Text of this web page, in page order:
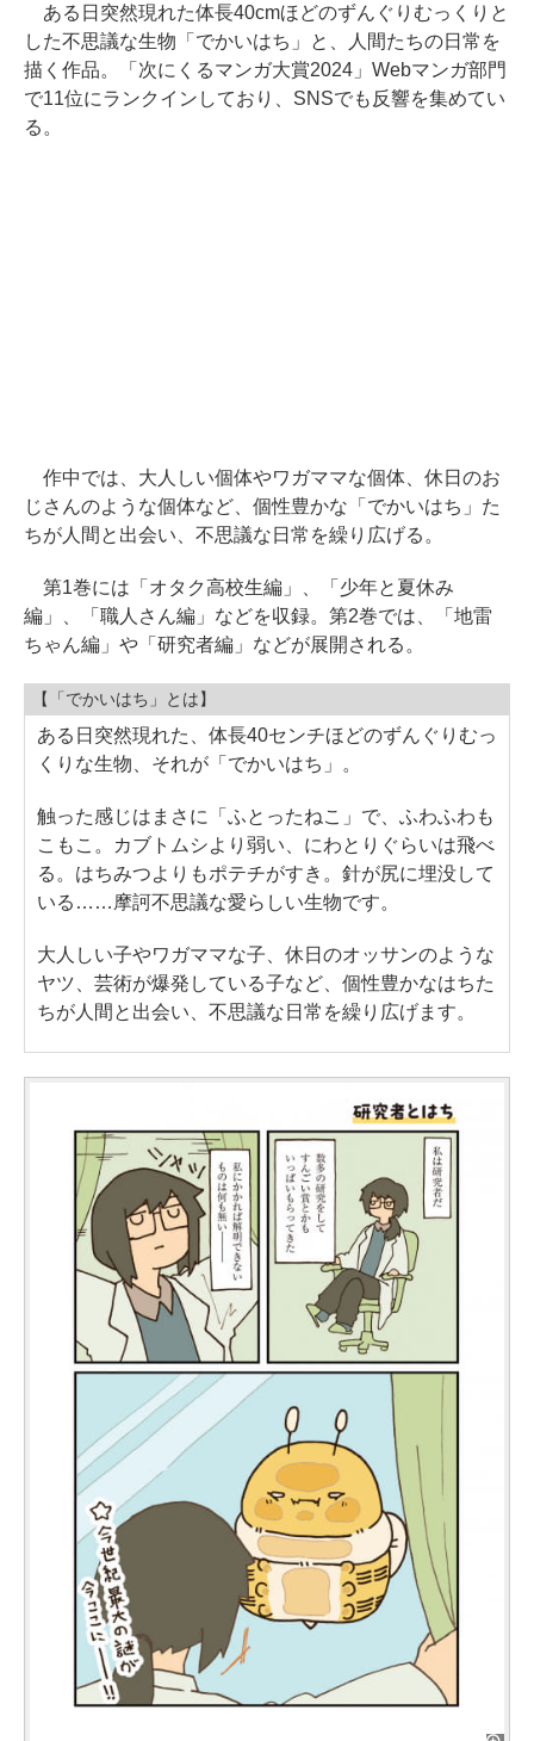
ある日突然現れた体長40cmほどのずんぐりむっくりと
した不思議な生物「でかいはち」と、人間たちの日常を
描く作品。「次にくるマンガ大賞2024」Webマンガ部門
で11位にランクインしており、SNSでも反響を集めてい
る。
作中では、大人しい個体やワガママな個体、休日のお
じさんのような個体など、個性豊かな「でかいはち」た
ちが人間と出会い、不思議な日常を繰り広げる。
第1巻には「オタク高校生編」、「少年と夏休み
編」、「職人さん編」などを収録。第2巻では、「地雷
ちゃん編」や「研究者編」などが展開される。
【「でかいはち」とは】
ある日突然現れた、体長40センチほどのずんぐりむっ
くりな生物、それが「でかいはち」。
触った感じはまさに「ふとったねこ」で、ふわふわも
こもこ。カブトムシより弱い、にわとりぐらいは飛べ
る。はちみつよりもポテチがすき。針が尻に埋没して
いる……摩訶不思議な愛らしい生物です。
大人しい子やワガママな子、休日のオッサンのような
ヤツ、芸術が爆発している子など、個性豊かなはちた
ちが人間と出会い、不思議な日常を繰り広げます。